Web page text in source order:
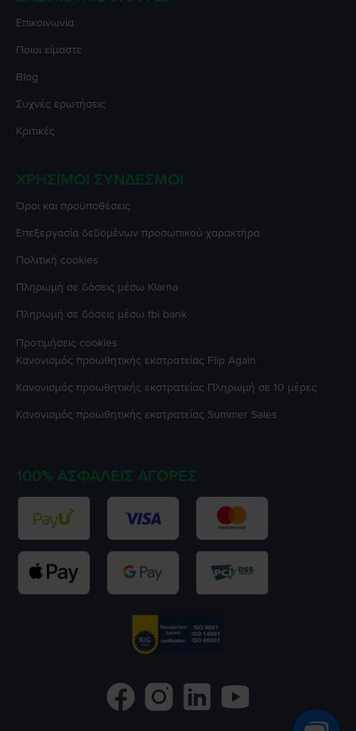
Επικοινωνία
Ποιοι είμαστε
Blog
Συχνές ερωτήσεις
Κριτικές
ΧΡΉΣΙΜΟΙ ΣΎΝΔΕΣΜΟΙ
Όροι και προϋποθέσεις
Επεξεργασία δεδομένων προσωπικού χαρακτήρα
Πολιτική cookies
Πληρωμή σε δόσεις μέσω Klarna
Πληρωμή σε δόσεις μέσω tbi bank
Προτιμήσεις cookies
Κανονισμός προωθητικής εκστρατείας Flip Again
Κανονισμός προωθητικής εκστρατείας Πληρωμή σε 10 μέρες
Κανονισμός προωθητικής εκστρατείας Summer Sales
100% ΑΣΦΑΛΕΊΣ ΑΓΟΡΈΣ